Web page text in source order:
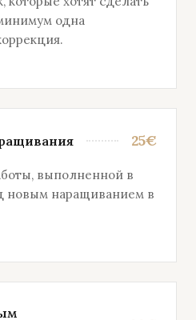
одна
25€
выполненной в
новым наращиванием в